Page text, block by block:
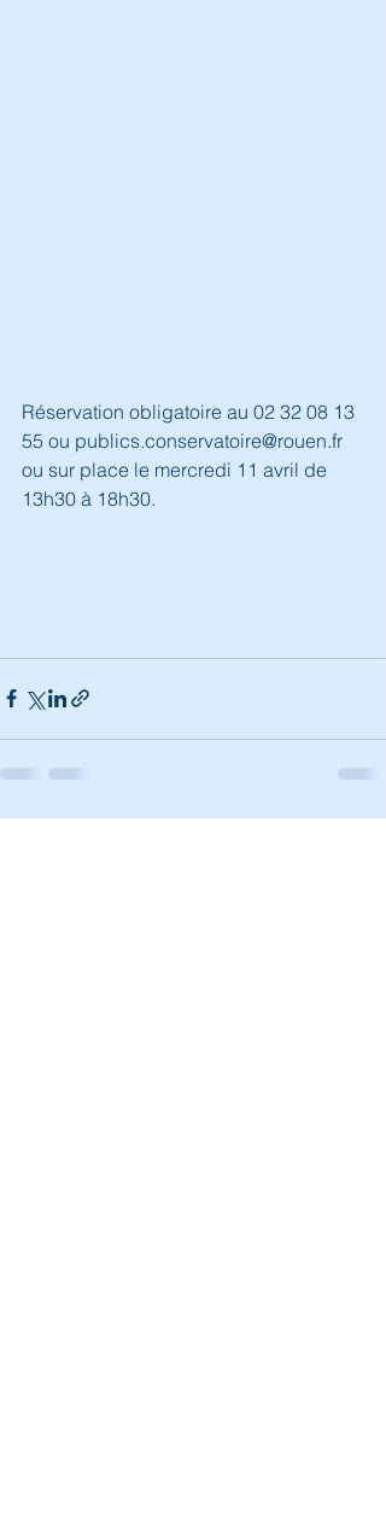
Réservation obligatoire au 02 32 08 13
55 ou publics.conservatoire@rouen.fr
ou sur place le mercredi 11 avril de
13h30 à 18h30.